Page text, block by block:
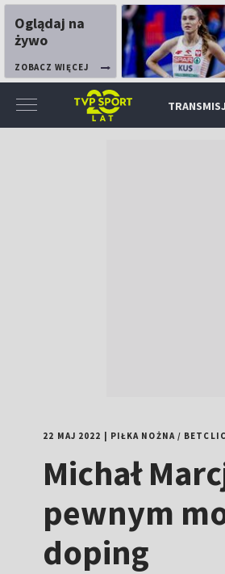
Oglądaj na
żywo
ZOBACZ WIĘCEJ
22 MAJ 2022 PIŁKA NOŻNA/
Michał
pewnym
doping